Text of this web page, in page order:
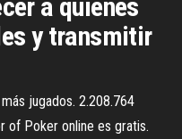
a quienes
y transmitir
jugados. 2.208.764
of Poker online es gratis.